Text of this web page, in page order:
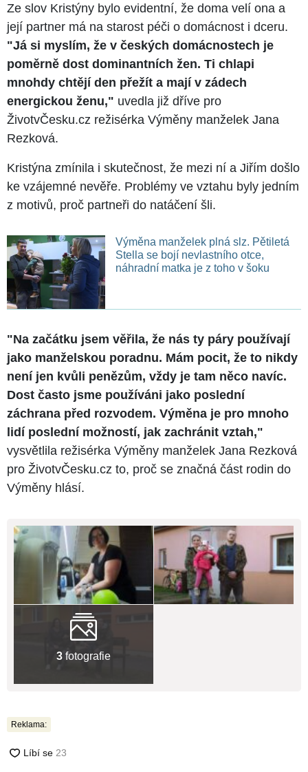
Ze slov Kristýny bylo evidentní, že doma velí ona a
její partner má na starost péči o domácnost i dceru.
"Já si myslím, že v českých domácnostech je
poměrně dost dominantních žen. Ti chlapi
mnohdy chtějí den přežít a mají v zádech
energickou ženu," uvedla již dříve pro
ŽivotvČesku.cz režisérka Výměny manželek Jana
Rezková.
Kristýna zmínila i skutečnost, že mezi ní a Jiřím došlo
ke vzájemné nevěře. Problémy ve vztahu byly jedním
z motivů, proč partneři do natáčení šli.
Výměna manželek plná slz. Pětiletá
Stella se bojí nevlastního otce,
náhradní matka je z toho v šoku
"Na začátku jsem věřila, že nás ty páry používají
jako manželskou poradnu. Mám pocit, že to nikdy
není jen kvůli penězům, vždy je tam něco navíc.
Dost často jsme používáni jako poslední
záchrana před rozvodem. Výměna je pro mnoho
lidí poslední možností, jak zachránit vztah,"
vysvětlila režisérka Výměny manželek Jana Rezková
pro ŽivotvČesku.cz to, proč se značná část rodin do
Výměny hlásí.
3 fotografie
Reklama: